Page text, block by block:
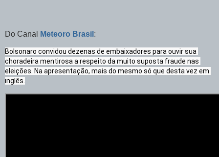
Do Canal Meteoro Brasil :
Bolsonaro convidou dezenas de embaixadores para ouvir sua
choradeira mentirosa a respeito da muito suposta fraude nas
eleições. Na apresentação, mais do mesmo só que desta vez em
inglês.